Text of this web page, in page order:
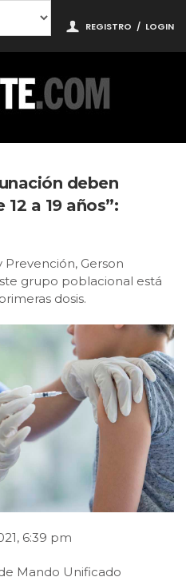
REGISTRO / LOGIN
deben
a 19 años”:
Gerson
grupo poblacional está
dosis.
6:39 pm
Mando Unificado